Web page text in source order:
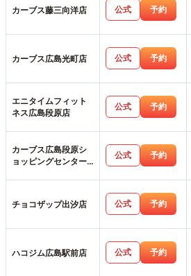
カーブス藤三向洋店 公式 予約
カーブス広島光町店 公式 予約
エニタイムフィット
ネス広島段原店
公式 予約
カーブス広島段原シ
ョッピングセンター
公式 予約
チョコザップ出汐店 公式 予約
ハコジム広島駅前店 公式 予約